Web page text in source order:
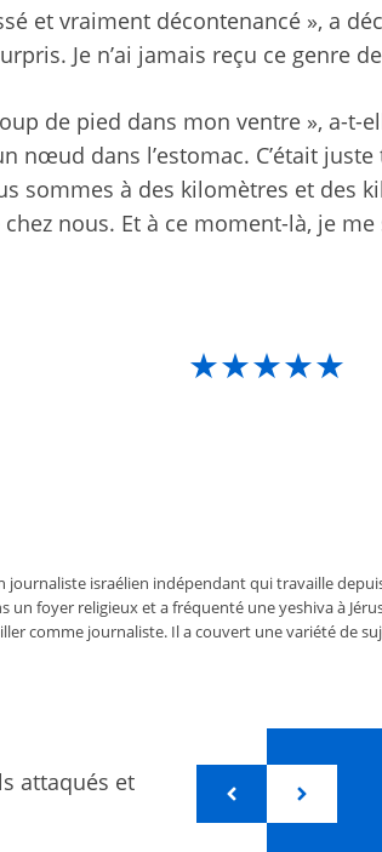
et vraiment décontenancé », a
Je n’ai jamais reçu ce genre
de pied dans mon ventre », a-t-
nœud dans l’estomac. C’était
sommes à des kilomètres et des
nous. Et à ce moment-là, je
★★★★★
journaliste israélien indépendant qui travaille
un foyer religieux et a fréquenté une yeshiva à
comme journaliste. Il a couvert une variété de
attaqués et